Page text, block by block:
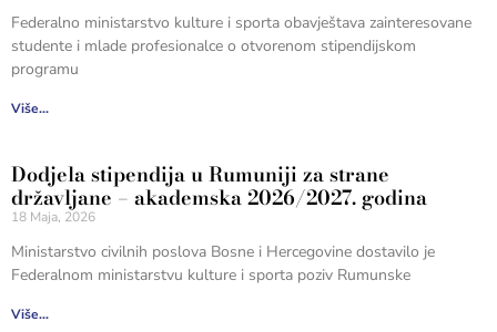
Federalno ministarstvo kulture i sporta obavještava zainteresovane
studente i mlade profesionalce o otvorenom stipendijskom
programu
Više...
Dodjela stipendija u Rumuniji za strane
državljane – akademska 2026/2027. godina
18 Maja, 2026
Ministarstvo civilnih poslova Bosne i Hercegovine dostavilo je
Federalnom ministarstvu kulture i sporta poziv Rumunske
Više...